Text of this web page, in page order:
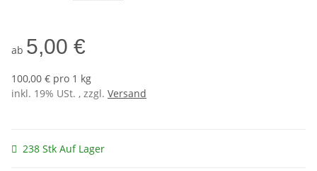
ab 5,00 €
100,00 € pro 1 kg
inkl. 19% USt. , zzgl. Versand
238 Stk Auf Lager